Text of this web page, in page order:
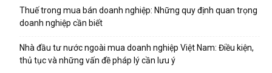
Thuế trong mua bán doanh nghiệp: Những quy định quan trọng
doanh nghiệp cần biết
Nhà đầu tư nước ngoài mua doanh nghiệp Việt Nam: Điều kiện,
thủ tục và những vấn đề pháp lý cần lưu ý